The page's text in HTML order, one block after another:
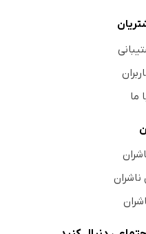
ما
ناشران